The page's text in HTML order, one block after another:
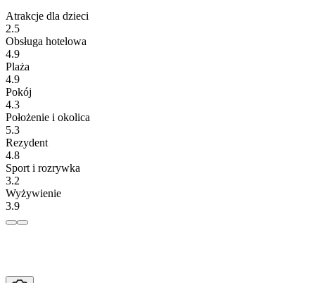
Atrakcje dla dzieci
2.5
Obsługa hotelowa
4.9
Plaża
4.9
Pokój
4.3
Położenie i okolica
5.3
Rezydent
4.8
Sport i rozrywka
3.2
Wyżywienie
3.9